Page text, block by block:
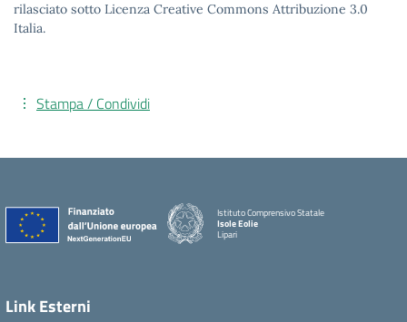
rilasciato sotto Licenza Creative Commons Attribuzione 3.0
Italia.
Stampa / Condividi
Istituto Comprensivo Statale
Isole Eolie
Lipari
Link Esterni